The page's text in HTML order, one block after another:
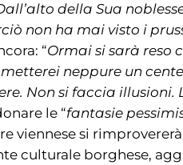
della Sua
non ha mai visto i
“Ormai si sarà reso
neppure un
Non si faccia illusioni.
le “fantasie
viennese si
culturale borghese,